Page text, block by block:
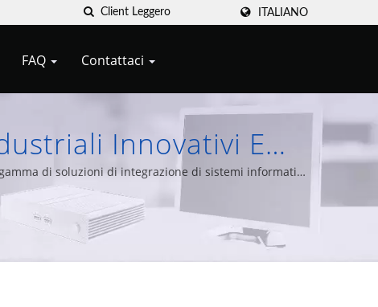
ITALIANO
FAQ Contattaci
Innovativi E
di soluzioni di integrazione di sistemi informatici